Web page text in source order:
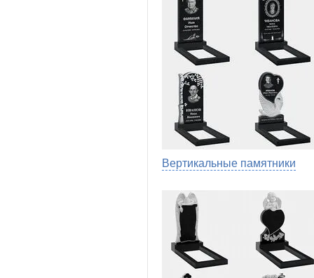
Вертикальные памятники